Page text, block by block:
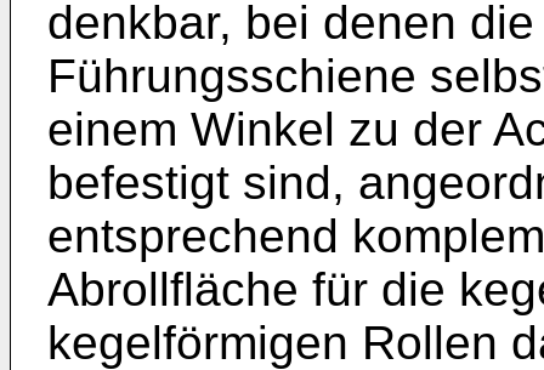
denkbar, bei denen
Führungsschiene
einem Winkel zu der
befestigt sind,
entsprechend
Abrollfläche für die
kegelförmigen Rollen